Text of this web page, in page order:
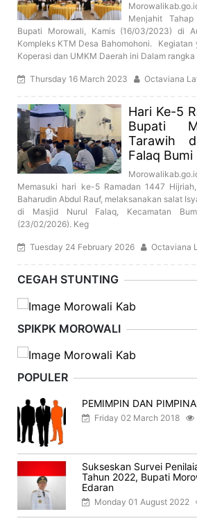
Menjahit
Bupati Morowali, Kamis (16/03/2023) di
Kompleks KTM Desa Bahomohoni. Kegiatan
Koperasi dan UMKM Daerah ini Dalam rangka
Thursday 16 March 2023 Octaviana
Hari Ke-5
Bupati
Tarawih
Falaq Bumi
Memasuki hari ke-5 Ramadan 1447
Baharudin Abdul Rauf, melaksanakan salat
di Masjid Nurul Falaq, Kecamatan
(23/02/2026). Keg
Tuesday 24 February 2026 Octaviana
CEGAH STUNTING
SPIKPK MOROWALI
POPULER
PEMIMPIN DAN
Friday 02 March 2018
Sukseskan Survei
Tahun 2022, Bupati
Edaran
Monday 01 August 2022